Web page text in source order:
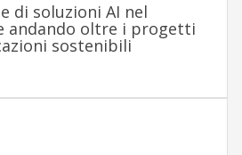
di soluzioni AI nel
andando oltre i progetti
sostenibili